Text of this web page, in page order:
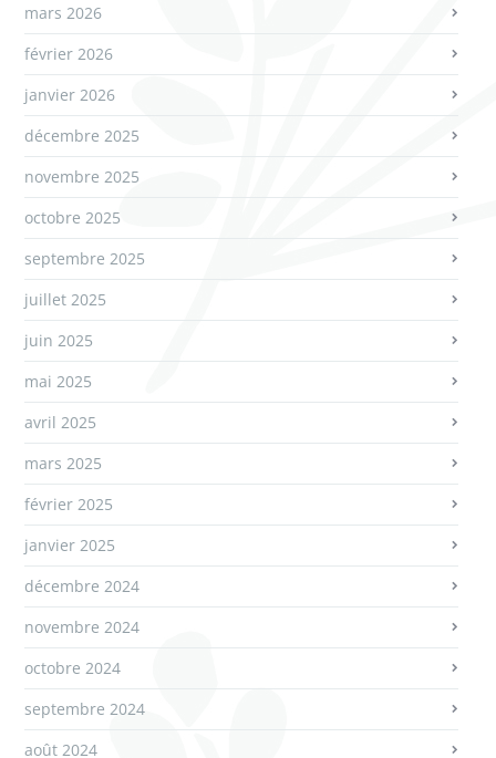
mars 2026
février 2026
janvier 2026
décembre 2025
novembre 2025
octobre 2025
septembre 2025
juillet 2025
juin 2025
mai 2025
avril 2025
mars 2025
février 2025
janvier 2025
décembre 2024
novembre 2024
octobre 2024
septembre 2024
août 2024